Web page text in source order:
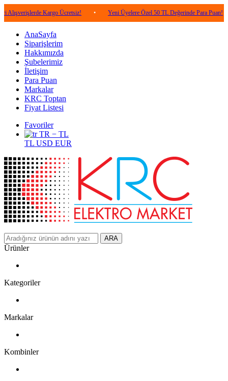
Kargo Ücretsiz! • Yeni Üyelere Özel 50 TL Değerinde Para Puan! •
AnaSayfa
Siparişlerim
Hakkımızda
Şubelerimiz
İletişim
Para Puan
Markalar
KRC Toptan
Fiyat Listesi
Favoriler
TR − TL
TL USD EUR
ARA
Ürünler
Kategoriler
Markalar
Kombinler